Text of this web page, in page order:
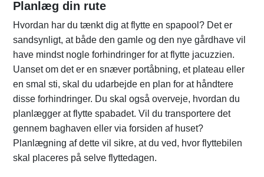
Planlæg din rute
Hvordan har du tænkt dig at flytte en spapool? Det er
sandsynligt, at både den gamle og den nye gårdhave vil
have mindst nogle forhindringer for at flytte jacuzzien.
Uanset om det er en snæver portåbning, et plateau eller
en smal sti, skal du udarbejde en plan for at håndtere
disse forhindringer. Du skal også overveje, hvordan du
planlægger at flytte spabadet. Vil du transportere det
gennem baghaven eller via forsiden af huset?
Planlægning af dette vil sikre, at du ved, hvor flyttebilen
skal placeres på selve flyttedagen.